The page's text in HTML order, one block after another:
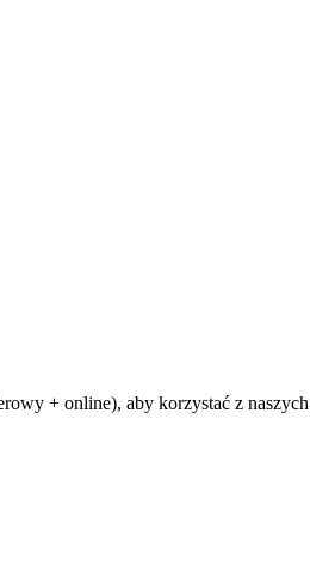
+ online), aby korzystać z